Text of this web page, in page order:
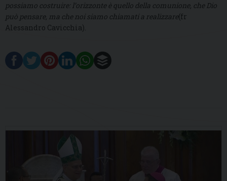
possiamo costruire: l’orizzonte è quello della comunione, che Dio
può pensare, ma che noi siamo chiamati a realizzare(fr
Alessandro Cavicchia).